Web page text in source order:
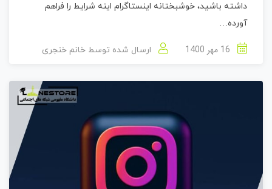
داشته باشید، خوشبختانه اینستاگرام اینه شرایط را فراهم
آورده…
ارسال شده توسط خانم خنجری